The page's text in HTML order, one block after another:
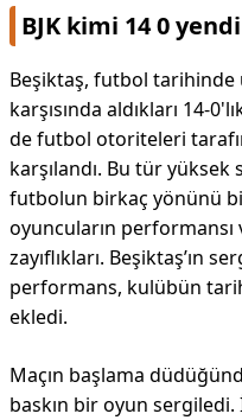
KAPLICALAR
BJK kimi 14 0 yendi
Beşiktaş, futbol tarihinde
karşısında aldıkları 14-
de futbol otoriteleri
karşılandı. Bu tür
futbolun birkaç yönünü
oyuncuların
zayıflıkları. Beşiktaş’ın
performans, kulübün
ekledi.
Maçın başlama
baskın bir oyun